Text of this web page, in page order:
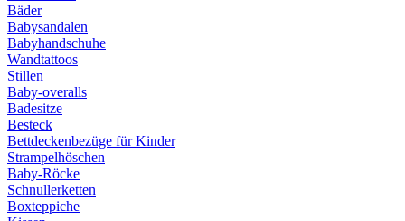
Bäder
Babysandalen
Babyhandschuhe
Wandtattoos
Stillen
Baby-overalls
Badesitze
Besteck
Bettdeckenbezüge für Kinder
Strampelhöschen
Baby-Röcke
Schnullerketten
Boxteppiche